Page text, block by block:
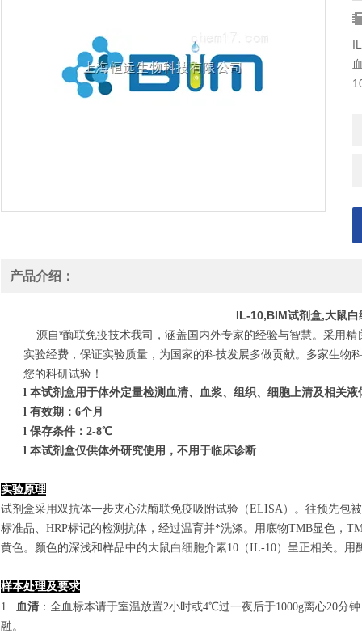
产品介绍：
IL-10,BIM试剂盒,大鼠
源自*酶联免疫技术我司，涵盖国内外专家的经验与智慧。采用精
实验经费，保证实验质量，为国家的科技发展多做贡献。多家生物
您的科研试验！
l 本试剂盒用于体外定量检测血清、血浆、组织、细胞上清及相关液
l 有效期：6个月
l 保存条件： 2-8℃
l 本试剂盒仅供体外研究使用，不用于临床诊断
实验原理
试剂盒采用双抗体一步夹心法酶联免疫吸附试验（ELISA）。往预先包
标准品、HRP标记的检测抗体，经过温育并*洗涤。用底物TMB显色，
黄色。颜色的深浅和样品中的大鼠白细胞介素10（IL-10）呈正相关。用
样本处理及要求
1. 血清 ：全血标本请于室温放置2小时或4℃过一夜后于1000g离心20
融。